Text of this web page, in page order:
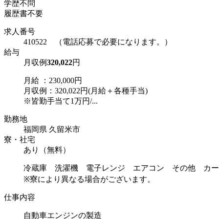
学歴不問
履歴書不要
求人番号
410522 （電話応募で必要になります。）
給与
月収例320,022円
月給 ：230,000円
月収例：320,022円(月給＋各種手当)
※皆勤手当て1万円/...
勤務地
福岡県 久留米市
寮・社宅
あり（無料）
冷蔵庫 洗濯機 電子レンジ エアコン その他 カー
※寮により異なる場合がございます。
仕事内容
自動車エンジンの製造